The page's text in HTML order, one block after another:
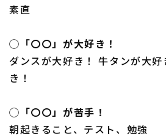
素直
◯「〇〇」が大好き！
ダンスが大好き！ 牛タンが大
き！
◯「〇〇」が苦手！
朝起きること、テスト、勉強